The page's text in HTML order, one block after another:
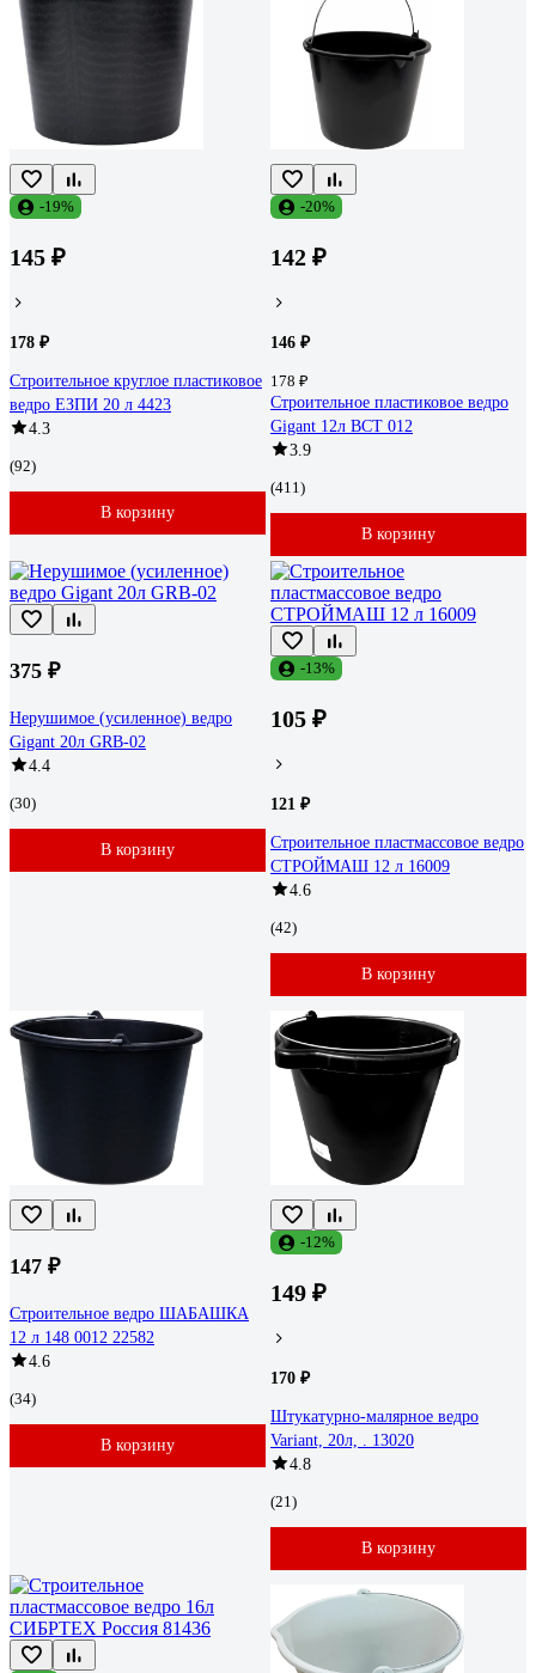
-19%
145 ₽
178 ₽
Строительное круглое пластиковое
ведро ЕЗПИ 20 л 4423
4.3
(92)
В корзину
-20%
142 ₽
146 ₽
178 ₽
Строительное пластиковое ведро
Gigant 12л BCT 012
3.9
(411)
В корзину
375 ₽
Нерушимое (усиленное) ведро
Gigant 20л GRB-02
4.4
(30)
В корзину
-13%
105 ₽
121 ₽
Строительное пластмассовое ведро
СТРОЙМАШ 12 л 16009
4.6
(42)
В корзину
147 ₽
Строительное ведро ШАБАШКА
12 л 148 0012 22582
4.6
(34)
В корзину
-12%
149 ₽
170 ₽
Штукатурно-малярное ведро
Variant, 20л, . 13020
4.8
(21)
В корзину